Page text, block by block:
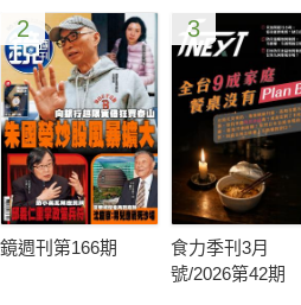
2
鏡週刊第166期
3
食力季刊3月
號/2026第42期